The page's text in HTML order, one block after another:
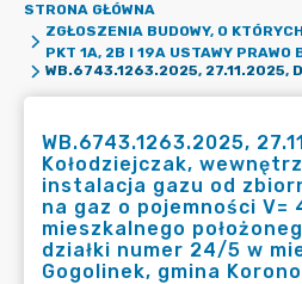
STRONA GŁÓWNA
ZGŁOSZENIA BUDOWY, O
PKT 1A, 2B I 19A USTAWY PRAWO
WB.6743.1263.2025,
Kołodziejczak,
instalacja gazu od
na gaz o pojemności V=
mieszkalnego
działki numer 24/5 w
Gogolinek, gmina